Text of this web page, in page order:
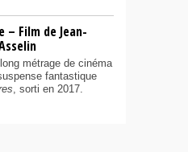
– Film de Jean-
métrage de cinéma
fantastique
, sorti en 2017.